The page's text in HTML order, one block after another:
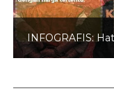
INFOGRAFIS: 5